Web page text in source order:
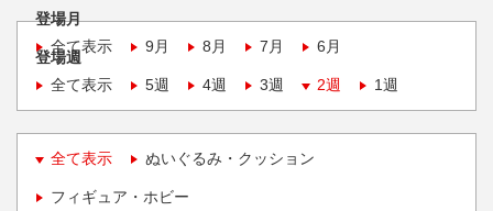
登場月
全て表示
9月 8月 7月 6月
登場週
全て表示
5週 4週 3週 2週 1週
全て表示 ぬいぐるみ・クッション
フィギュア・ホビー